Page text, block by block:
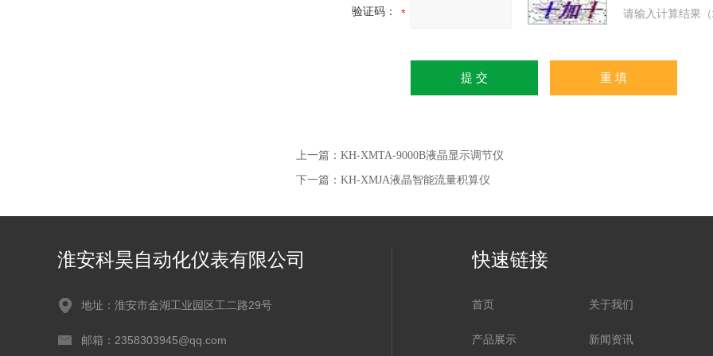
验证码： 请输入计算结果
上一篇： KH-XMTA-9000B液晶显示调节仪
下一篇： KH-XMJA液晶智能流量积算仪
淮安科昊自动化仪表有限公司
地址：淮安市金湖工业园区工二路29号
邮箱：2358303945@qq.com
快速链接
首页 关于我们
产品展示 新闻资讯